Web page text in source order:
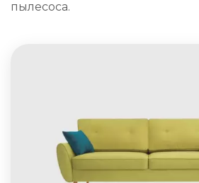
пылесоса.